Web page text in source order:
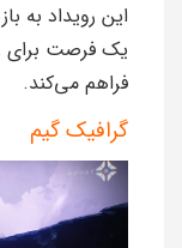
این رویداد به
یک فرصت برای
فراهم می‌کند.
گرافیک گیم